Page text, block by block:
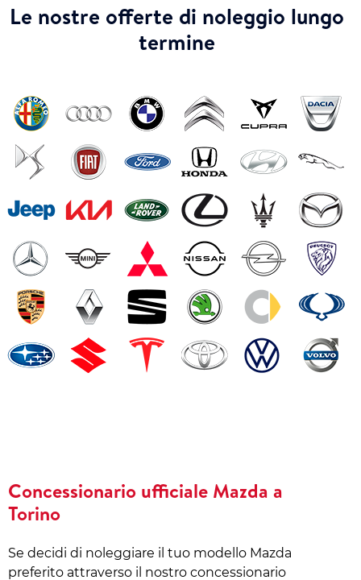
Le nostre offerte di noleggio lungo
termine
Concessionario ufficiale Mazda a
Torino
Se decidi di noleggiare il tuo modello Mazda
preferito attraverso il nostro concessionario